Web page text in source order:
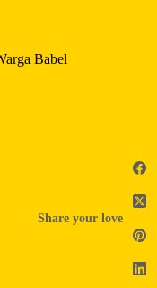
Babel
Share your love